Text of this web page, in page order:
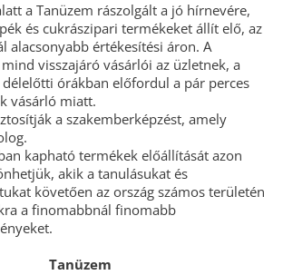
a Tanüzem rászolgált a jó hírnevére,
és cukrászipari termékeket állít elő, az
alacsonyabb értékesítési áron. A
visszajáró vásárlói az üzletnek, a
órákban előfordul a pár perces
vásárló miatt.
a szakemberképzést, amely
kapható termékek előállítását azon
akik a tanulásukat és
követően az ország számos területén
a finomabbnál finomabb
Tanüzem